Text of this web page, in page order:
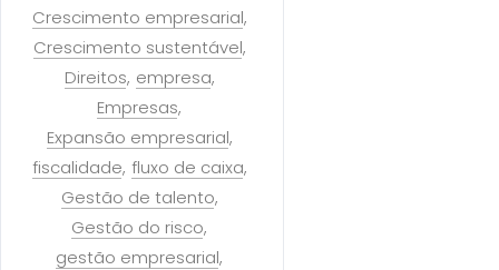
Crescimento empresarial
Crescimento sustentável
Direitos empresa
Empresas
Expansão empresarial
fiscalidade fluxo de caixa
Gestão de talento
Gestão do risco
gestão empresarial